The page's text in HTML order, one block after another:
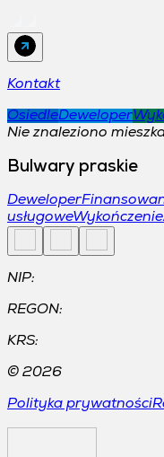
Kontakt
OsiedleDeweloper
Nie znaleziono
Bulwary praskie
Deweloper
usługoweWykończenie
NIP:
REGON:
KRS:
© 2026
Polityka prywatności